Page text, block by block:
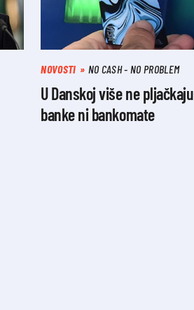
NOVOSTI NO CASH - NO PROBLEM
U Danskoj više ne pljačkaju
banke ni bankomate